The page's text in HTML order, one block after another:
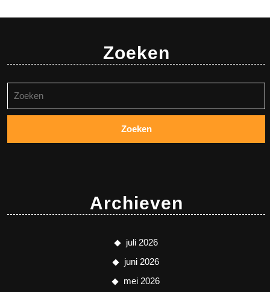
Zoeken
naar:
Archieven
juli 2026
juni 2026
mei 2026